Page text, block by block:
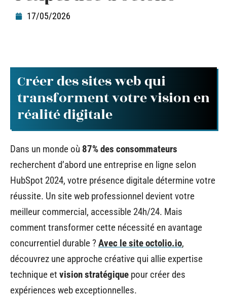
17/05/2026
Créer des sites web qui
transforment votre vision en
réalité digitale
Dans un monde où 87% des consommateurs
recherchent d’abord une entreprise en ligne selon
HubSpot 2024, votre présence digitale détermine votre
réussite. Un site web professionnel devient votre
meilleur commercial, accessible 24h/24. Mais
comment transformer cette nécessité en avantage
concurrentiel durable ?Avec le site octolio.io,
découvrez une approche créative qui allie expertise
technique et vision stratégique pour créer des
expériences web exceptionnelles.